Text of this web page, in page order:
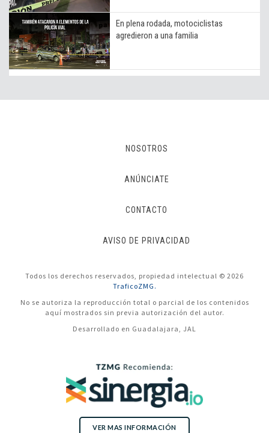
En plena rodada, motociclistas
agredieron a una familia
NOSOTROS
ANÚNCIATE
CONTACTO
AVISO DE PRIVACIDAD
Todos los derechos reservados, propiedad intelectual © 2026
TraficoZMG.
No se autoriza la reproducción total o parcial de los contenidos
aquí mostrados sin previa autorización del autor.
Desarrollado en Guadalajara, JAL
VER MAS INFORMACIÓN